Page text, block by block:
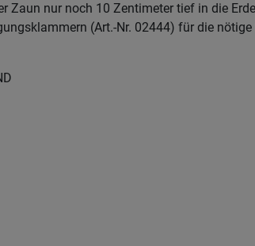
Zaun nur noch 10 Zentimeter tief in die
(Art.-Nr. 02444) für die